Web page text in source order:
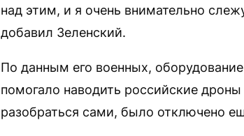
над этим, и я очень внимательно
добавил Зеленский.
По данным его военных,
помогало наводить российские
разобраться сами, было отключено